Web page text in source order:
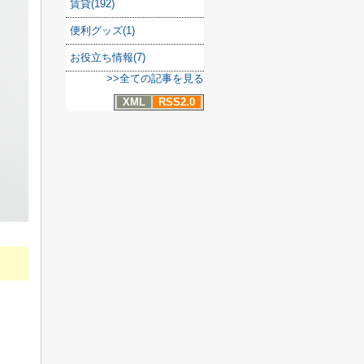
賃貸(192)
便利グッズ(1)
お役立ち情報(7)
>>全ての記事を見る
XML
RSS2.0